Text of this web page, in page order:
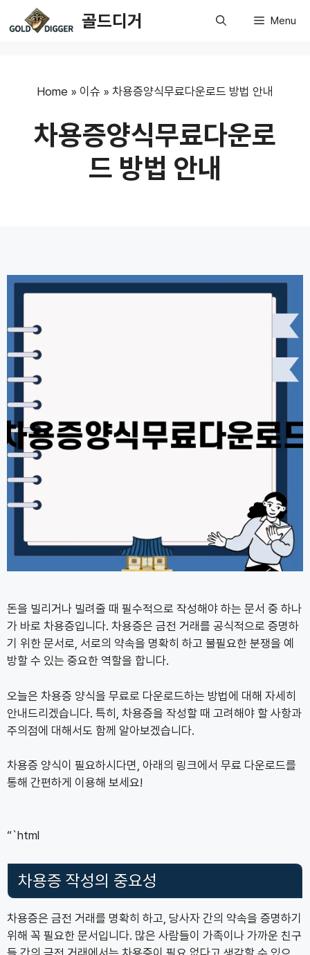
to
골드디거 Menu
Home » 이슈 » 차용증양식무료다운로드 방법 안내
차용증양식무료다운로
드 방법 안내
돈을 빌리거나 빌려줄 때 필수적으로 작성해야 하는 문서 중 하나
가 바로 차용증입니다. 차용증은 금전 거래를 공식적으로 증명하
기 위한 문서로, 서로의 약속을 명확히 하고 불필요한 분쟁을 예
방할 수 있는 중요한 역할을 합니다.
오늘은 차용증 양식을 무료로 다운로드하는 방법에 대해 자세히
안내드리겠습니다. 특히, 차용증을 작성할 때 고려해야 할 사항과
주의점에 대해서도 함께 알아보겠습니다.
차용증 양식이 필요하시다면, 아래의 링크에서 무료 다운로드를
통해 간편하게 이용해 보세요!
“`html
차용증 작성의 중요성
차용증은 금전 거래를 명확히 하고, 당사자 간의 약속을 증명하기
위해 꼭 필요한 문서입니다. 많은 사람들이 가족이나 가까운 친구